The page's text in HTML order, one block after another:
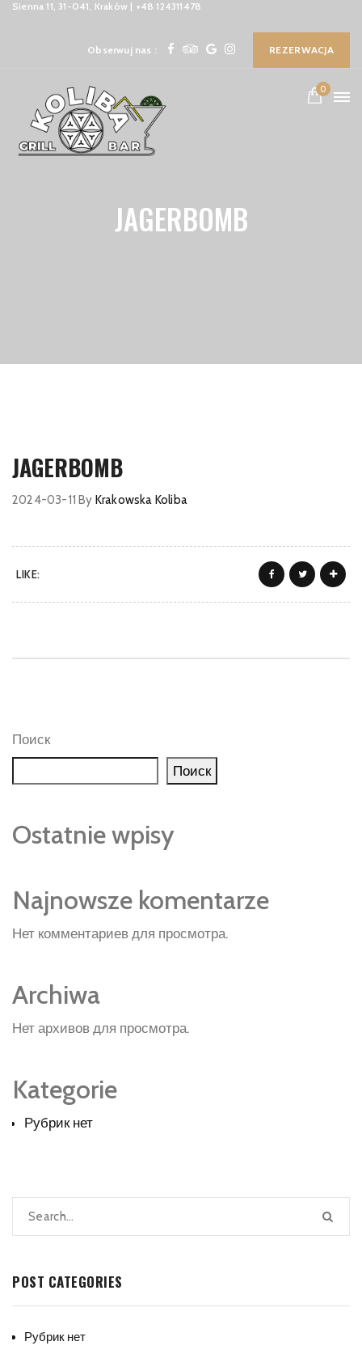
Sienna 11, 31-041, Kraków | +48 124311478
Obserwuj nas : REZERWACJA
0
JAGERBOMB
JAGERBOMB
2024-03-11 By Krakowska Koliba
LIKE:
Поиск
Поиск
Ostatnie wpisy
Najnowsze komentarze
Нет комментариев для просмотра.
Archiwa
Нет архивов для просмотра.
Kategorie
Рубрик нет
POST CATEGORIES
Рубрик нет